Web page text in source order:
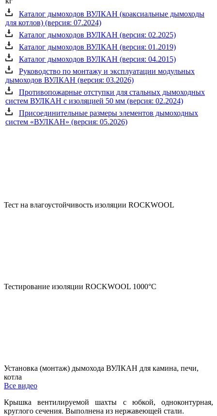
Каталог дымоходов ВУЛКАН (коаксиальные дымоходы
для котлов) (версия: 07.2024)
Каталог дымоходов ВУЛКАН (версия: 02.2025)
Каталог дымоходов ВУЛКАН (версия: 01.2019)
Каталог дымоходов ВУЛКАН (версия: 04.2015)
Руководство по монтажу и эксплуатации модульных
дымоходов ВУЛКАН (версия: 03.2026)
Противопожарные отступки для стальных дымоходных
систем ВУЛКАН с изоляцией 50 мм (версия: 02.2024)
Присоединительные размеры элементов дымоходных
систем «ВУЛКАН» (версия: 05.2026)
Тест на влагоустойчивость изоляции ROCKWOOL
Тестирование изоляции ROCKWOOL 1000°С
Установка (монтаж) дымохода ВУЛКАН для камина, печи,
котла
Все видео
Крышка вентилируемой шахты с юбкой, одноконтурная,
круглого сечения. Выполнена из нержавеющей стали.